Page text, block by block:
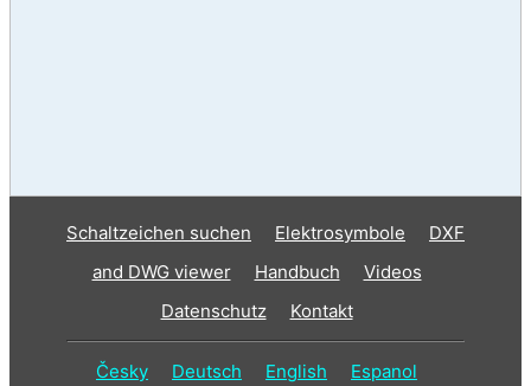
Schaltzeichen suchen Elektrosymbole
DXF
and DWG viewer
Handbuch
Videos
Datenschutz
Kontakt
Česky Deutsch English Espanol